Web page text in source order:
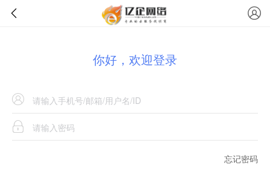
你好，欢迎登录
忘记密码